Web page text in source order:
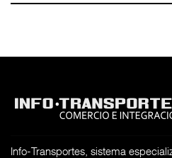
Info-Transportes, sistema